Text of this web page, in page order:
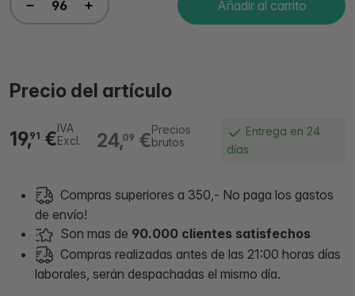
Añadir al carrito
Precio del artículo
24,09 €Precios
brutos
19,91 €IVA
Excl.
Entrega en 24
días
Compras superiores a 350,- No paga los gastos
de envío!
Son mas de 90.000 clientes satisfechos
Compras realizadas antes de las 21:00 horas días
laborales, serán despachadas el mismo día.